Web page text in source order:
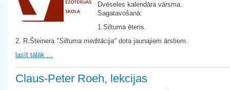
Dvēseles kalendāra vārsma.
Sagatavošanā:
1.Siltuma ēteris.
2. R.Šteinera "Siltuma meditācija" dota jaunajiem ārstiem.
lasīt tālāk ...
Claus-Peter Roeh, lekcijas